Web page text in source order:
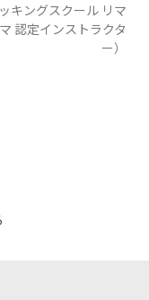
キングスクール リマ
認定インストラクタ
ー）